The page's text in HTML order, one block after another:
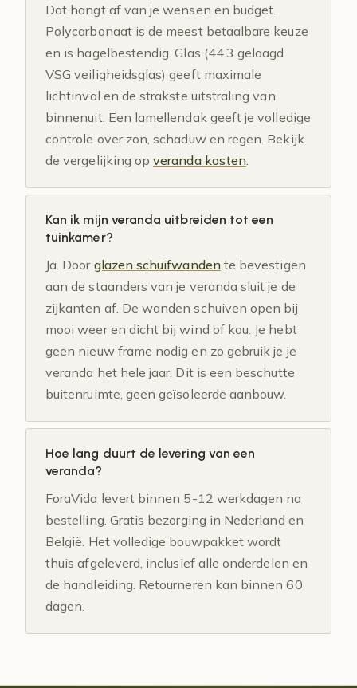
Dat hangt af van je wensen en budget.
Polycarbonaat is de meest betaalbare keuze
en is hagelbestendig. Glas (44.3 gelaagd
VSG veiligheidsglas) geeft maximale
lichtinval en de strakste uitstraling van
binnenuit. Een lamellendak geeft je volledige
controle over zon, schaduw en regen. Bekijk
de vergelijking opveranda kosten.
Kan ik mijn veranda uitbreiden tot een
tuinkamer?
Ja. Door glazen schuifwandente bevestigen
aan de staanders van je veranda sluit je de
zijkanten af. De wanden schuiven open bij
mooi weer en dicht bij wind of kou. Je hebt
geen nieuw frame nodig en zo gebruik je je
veranda het hele jaar. Dit is een beschutte
buitenruimte, geen geïsoleerde aanbouw.
Hoe lang duurt de levering van een
veranda?
ForaVida levert binnen 5-12 werkdagen na
bestelling. Gratis bezorging in Nederland en
België. Het volledige bouwpakket wordt
thuis afgeleverd, inclusief alle onderdelen en
de handleiding. Retourneren kan binnen 60
dagen.